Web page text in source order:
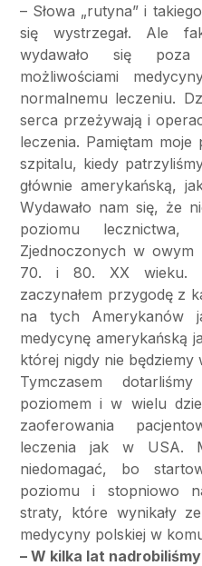
– Słowa „rutyna” i
się wystrzegał. Ale
wydawało się
możliwościami
normalnemu leczeniu.
serca przeżywają i
leczenia. Pamiętam
szpitalu, kiedy
głównie amerykańską,
Wydawało nam się, że
poziomu
Zjednoczonych w owym
70. i 80. XX wieku.
zaczynałem przygodę z
na tych Amerykanów
medycynę amerykańską
której nigdy nie będziemy
Tymczasem
poziomem i w wielu
zaoferowania
leczenia jak w USA.
niedomagać, bo
poziomu i stopniowo
straty, które wynikały
medycyny polskiej w
– W kilka lat